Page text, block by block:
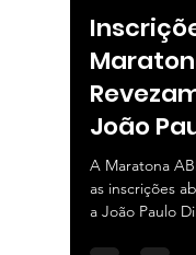
João
A Maratona
as inscrições
a João Paulo